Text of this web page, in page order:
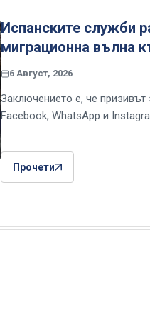
Испанските служби
миграционна вълна
6 Август, 2026
Заключението е, че
Facebook, WhatsApp и
Прочети